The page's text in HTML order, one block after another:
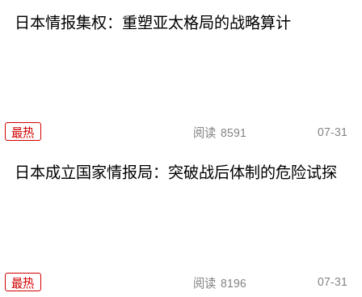
日本情报集权：重塑亚太格局的战略算计
最热 阅读 8591 07-31
日本成立国家情报局：突破战后体制的危险试探
最热 阅读 8196 07-31